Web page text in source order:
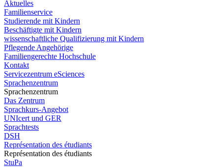
Aktuelles
Familienservice
Studierende mit Kindern
Beschäftigte mit Kindern
wissenschaftliche Qualifizierung mit Kindern
Pflegende Angehörige
Familiengerechte Hochschule
Kontakt
Servicezentrum eSciences
Sprachenzentrum
Sprachenzentrum
Das Zentrum
Sprachkurs-Angebot
UNIcert und GER
Sprachtests
DSH
Représentation des étudiants
Représentation des étudiants
StuPa